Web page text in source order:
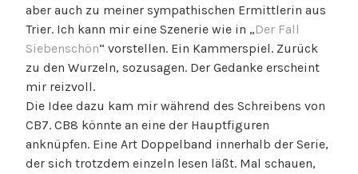
aber auch zu meiner sympathischen Ermittlerin aus
Trier. Ich kann mir eine Szenerie wie in „Der Fall
Siebenschön“ vorstellen. Ein Kammerspiel. Zurück
zu den Wurzeln, sozusagen. Der Gedanke erscheint
mir reizvoll.
Die Idee dazu kam mir während des Schreibens von
CB7. CB8 könnte an eine der Hauptfiguren
anknüpfen. Eine Art Doppelband innerhalb der Serie,
der sich trotzdem einzeln lesen läßt. Mal schauen,